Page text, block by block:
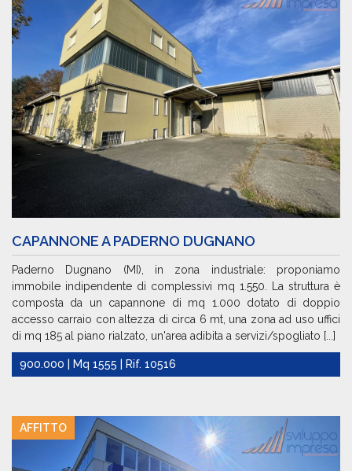
CAPANNONE A PADERNO DUGNANO
Paderno Dugnano (MI), in zona industriale: proponiamo
immobile indipendente di complessivi mq 1.550. La struttura è
composta da un capannone di mq 1.000 dotato di doppio
accesso carraio con altezza di circa 6 mt, una zona ad uso uffici
di mq 185 al piano rialzato, un'area adibita a servizi/spogliato [...]
900.000 | Mq 1555 | Rif. 10516
AFFITTO